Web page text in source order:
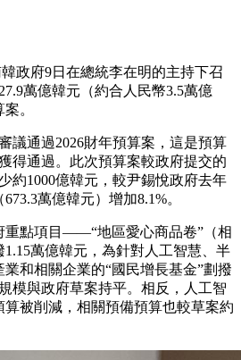
政府9日在總統李在明的主持下召
萬億韓元（約合人民幣3.5萬億
。
議通過2026財年預算案，這是預算
得通過。此次預算案較政府提交的
約1000億韓元，較尹錫悅政府去年
萬億韓元）增加8.1%。
重點項目——“地區愛心商品卷”（相
萬億韓元，為針對人工智慧、半
和相關企業的“國民增長基金”劃撥
模與政府草案持平。相反，人工智
被削減，相關預備預算也較草案約